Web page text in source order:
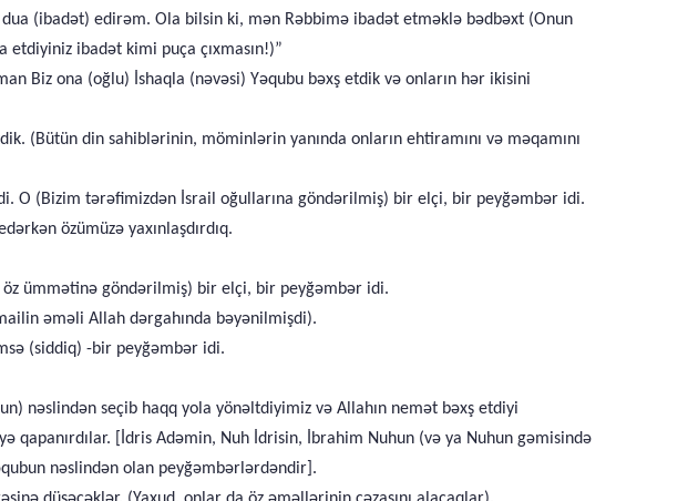
(ibadət) edirəm. Ola bilsin ki, mən Rəbbimə ibadət etməklə bədbəxt (Onun
ibadət kimi puça çıxmasın!)”
Biz ona (oğlu) İshaqla (nəvəsi) Yəqubu bəxş etdik və onların hər ikisini
(Bütün din sahiblərinin, möminlərin yanında onların ehtiramını və məqamını
O (Bizim tərəfimizdən İsrail oğullarına göndərilmiş) bir elçi, bir peyğəmbər idi.
özümüzə yaxınlaşdırdıq.
öz ümmətinə göndərilmiş) bir elçi, bir peyğəmbər idi.
əməli Allah dərgahında bəyənilmişdi).
(siddiq) -bir peyğəmbər idi.
nəslindən seçib haqq yola yönəltdiyimiz və Allahın nemət bəxş etdiyi
qapanırdılar. [İdris Adəmin, Nuh İdrisin, İbrahim Nuhun (və ya Nuhun gəmisində
nəslindən olan peyğəmbərlərdəndir].